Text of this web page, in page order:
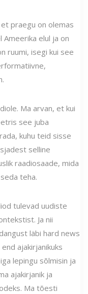
praegu on olemas
Ameerika elul ja on
ruumi, isegi kui see
Ma arvan, et kui
see juba
kuhu teid sisse
selline
raadiosaade, mida
teha.
tulevad uudiste
Ja nii
läbi hard news
ajakirjanikuks
lepingu sõlmisin ja
ajakirjanik ja
Ma tõesti